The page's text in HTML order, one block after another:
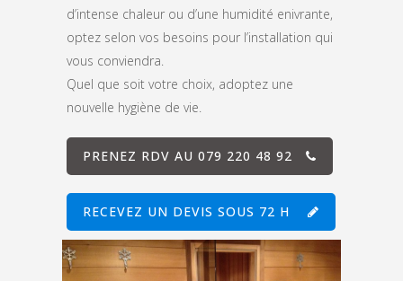
d’intense chaleur ou d’une humidité enivrante,
optez selon vos besoins pour l’installation qui
vous conviendra.
Quel que soit votre choix, adoptez une
nouvelle hygiène de vie.
PRENEZ RDV AU 079 220 48 92
RECEVEZ UN DEVIS SOUS 72 H